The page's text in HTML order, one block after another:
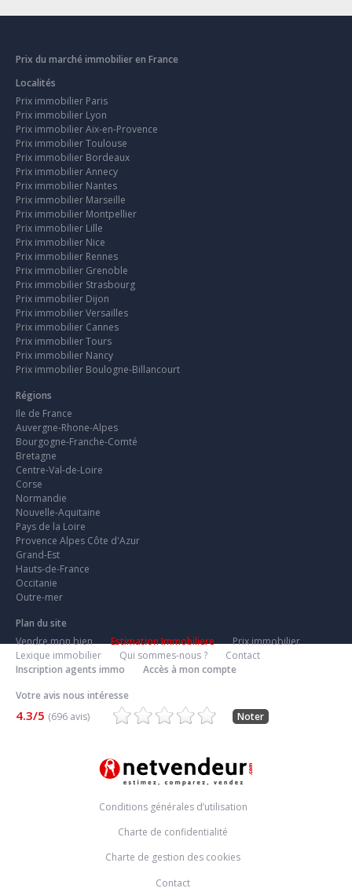
Prix du marché immobilier en France
Localités
Prix immobilier Paris
Prix immobilier Lyon
Prix immobilier Aix-en-Provence
Prix immobilier Toulouse
Prix immobilier Bordeaux
Prix immobilier Annecy
Prix immobilier Nantes
Prix immobilier Marseille
Prix immobilier Montpellier
Prix immobilier Lille
Prix immobilier Nice
Prix immobilier Rennes
Prix immobilier Grenoble
Prix immobilier Strasbourg
Prix immobilier Dijon
Prix immobilier Versailles
Prix immobilier Cannes
Prix immobilier Tours
Prix immobilier Nancy
Prix immobilier Boulogne-Billancourt
Régions
Ile de France
Auvergne-Rhone-Alpes
Bourgogne-Franche-Comté
Bretagne
Centre-Val-de-Loire
Corse
Normandie
Nouvelle-Aquitaine
Pays de la Loire
Provence Alpes Côte d'Azur
Grand-Est
Hauts-de-France
Occitanie
Outre-mer
Plan du site
Vendre mon bien
Estimation Immobiliere
Prix immobilier
Lexique immobilier
Qui sommes-nous ?
Contact
Inscription agents immo
Accès à mon compte
Votre avis nous intéresse
4.3/5 (696 avis) Noter
Conditions générales d’utilisation
Charte de confidentialité
Charte de gestion des cookies
Contact